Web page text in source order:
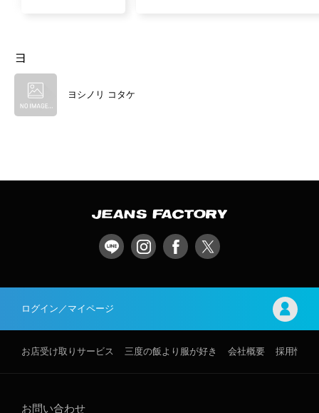
ヨ
ヨシノリ コタケ
ログイン／マイページ
お店受け取りサービス 三度の飯より服が好き 会社概要 採用情報
お問い合わせ